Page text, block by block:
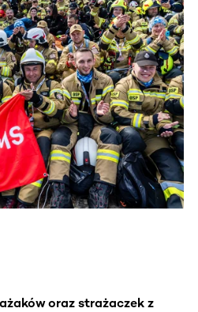
oraz strażaczek z